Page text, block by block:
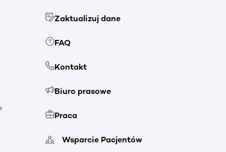
Zaktualizuj dane
FAQ
Kontakt
Biuro prasowe
Praca
Wsparcie Pacjentów